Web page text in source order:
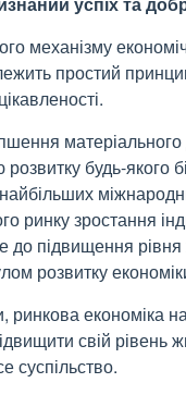
механізму
простий
будь-якого
ринку зростання
до підвищення рівня
розвитку
ринкова економіка
свій рівень
суспільство.